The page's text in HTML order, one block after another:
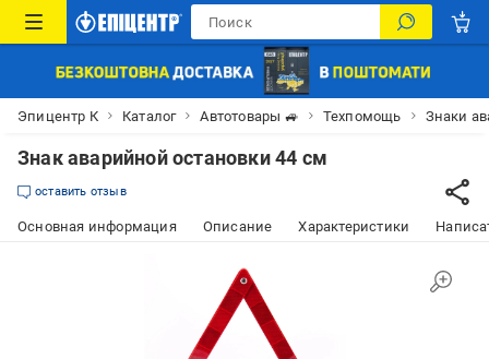
Эпицентр К Каталог Автотовары 🚙 Техпомощь Знаки
Знак аварийной остановки 44 см
оставить отзыв
Основная информация Описание Характеристики